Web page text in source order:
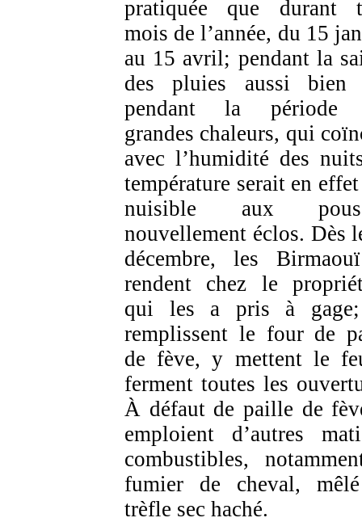
pratiquée que durant
mois de l’année, du 15
au 15 avril; pendant la
des pluies aussi bien
pendant la période
grandes chaleurs, qui
avec l’humidité des
température serait en
nuisible aux
nouvellement éclos. Dès
décembre, les
rendent chez le
qui les a pris à
remplissent le four de
de fève, y mettent le
ferment toutes les
À défaut de paille de
emploient d’autres
combustibles,
fumier de cheval,
trèfle sec haché.